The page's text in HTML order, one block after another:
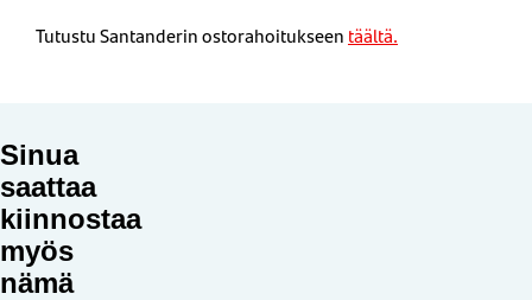
Tutustu Santanderin ostorahoitukseen täältä.
Sinua
saattaa
kiinnostaa
myös
nämä